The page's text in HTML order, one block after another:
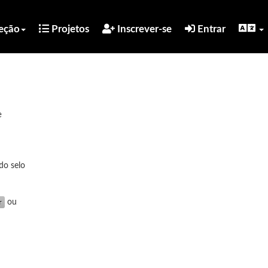
Projetos Inscrever-se Entrar
selo
ou